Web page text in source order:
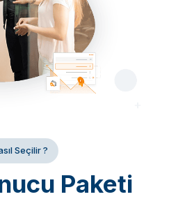
Seçilir ?
Paketi